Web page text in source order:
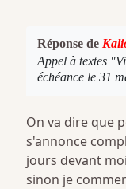
Réponse de
Appel à textes
échéance le 31
On va dire que
s'annonce
jours devant
sinon je